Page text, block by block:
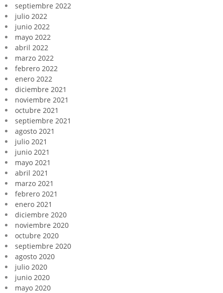
septiembre 2022
julio 2022
junio 2022
mayo 2022
abril 2022
marzo 2022
febrero 2022
enero 2022
diciembre 2021
noviembre 2021
octubre 2021
septiembre 2021
agosto 2021
julio 2021
junio 2021
mayo 2021
abril 2021
marzo 2021
febrero 2021
enero 2021
diciembre 2020
noviembre 2020
octubre 2020
septiembre 2020
agosto 2020
julio 2020
junio 2020
mayo 2020